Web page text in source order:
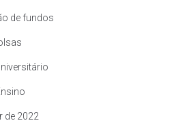
de fundos
de 2022